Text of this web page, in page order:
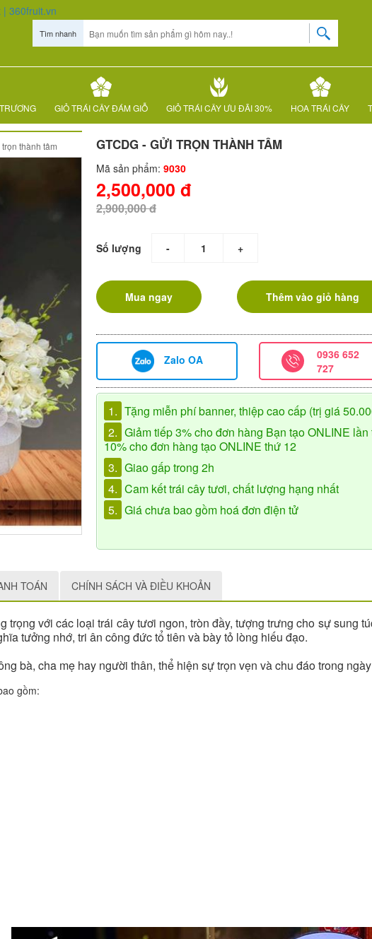
Tìm nhanh
GIỎ TRÁI CÂY ĐÁM GIỖ GIỎ TRÁI CÂY ƯU ĐÃI 30% HOA TRÁI CÂY
trọn thành tâm GTCDG - GỬI TRỌN THÀNH TÂM
Mã sản phẩm: 9030
2,500,000 đ
2,900,000 đ
Số lượng - +
Mua ngay Thêm vào giỏ hàng
Zalo OA
0936 652
727
1. Tặng miễn phí banner, thiệp cao cấp (trị giá
2. Giảm tiếp 3% cho đơn hàng Bạn tạo ONLINE
10% cho đơn hàng tạo ONLINE thứ 12
3. Giao gấp trong 2h
4. Cam kết trái cây tươi, chất lượng hạng nhất
5. Giá chưa bao gồm hoá đơn điện tử
TOÁN CHÍNH SÁCH VÀ ĐIỀU KHOẢN
trọng với các loại trái cây tươi ngon, tròn đầy, tượng trưng cho sự sung
tưởng nhớ, tri ân công đức tổ tiên và bày tỏ lòng hiếu đạo.
bà, cha mẹ hay người thân, thể hiện sự trọn vẹn và chu đáo trong
gồm: